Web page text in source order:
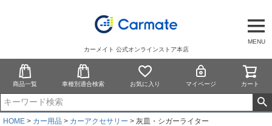
MENU
カーメイト 公式オンラインストア本店
商品一覧 車種別適合検索 お気に入り マイページ カート
HOME カー用品 カーアクセサリー 灰皿・シガーライター